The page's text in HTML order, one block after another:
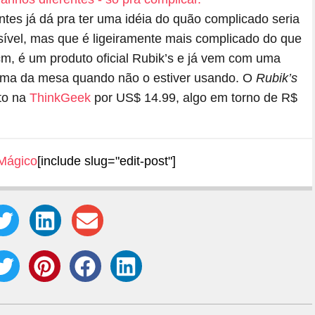
já dá pra ter uma idéia do quão complicado seria
mas que é ligeiramente mais complicado do que
é um produto oficial Rubik’s e já vem com uma
da mesa quando não o estiver usando. O Rubik’s
na ThinkGeek por US$ 14.99, algo em torno de R$
[include slug="edit-post"]